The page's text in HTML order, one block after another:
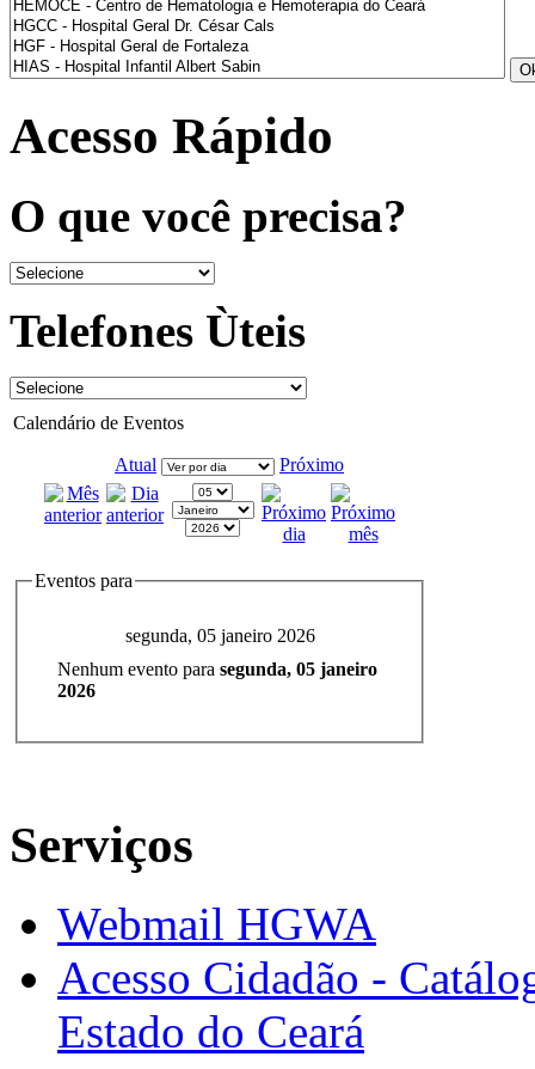
Acesso Rápido
O que você precisa?
Telefones Ùteis
Calendário de Eventos
Atual Próximo
Eventos para
segunda, 05 janeiro 2026
Nenhum evento para segunda, 05 janeiro
2026
Serviços
Webmail HGWA
Acesso Cidadão -
Estado do Ceará